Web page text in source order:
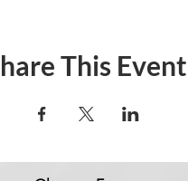
This Event